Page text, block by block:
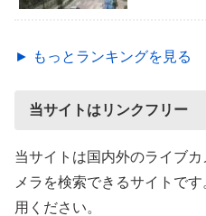
► もっとランキングを見る
当サイトはリンクフリー
当サイトは国内外のライブ
メラを検索できるサイトで
用ください。